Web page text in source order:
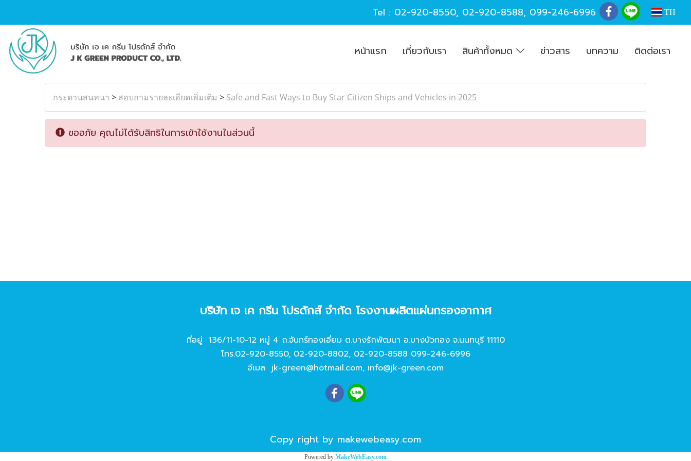
Tel : 02-920-8550, 02-920-8588, 099-246-6996 TH
หน้าแรก เกี่ยวกับเรา สินค้าทั้งหมด ข่าวสาร บทความ ติดต่อเรา
กระดานสนทนา > สอบถามรายละเอียดเพิ่มเติม > Safe and Fast Ways to Buy Star Citizen Ships and Vehicles in 2025
ขออภัย คุณไม่ได้รับสิทธิในการเข้าใช้งานในส่วนนี้
บริษัท เจ เค กรีน โปรดักส์ จํากัด โรงงานผลิตแผ่นกรองอากาศ
ที่อยู่ 136/11-10-12 หมู่ 4 ถ.จันทร์ทองเอี่ยม ต.บางรักพัฒนา อ.บางบัวทอง จ.นนทบุรี 11110
โทร.02-920-8550, 02-920-8802, 02-920-8588 099-246-6996
อีเมล jk-green@hotmail.com, info@jk-green.com
Copy right by makewebeasy.com
Powered by MakeWebEasy.com